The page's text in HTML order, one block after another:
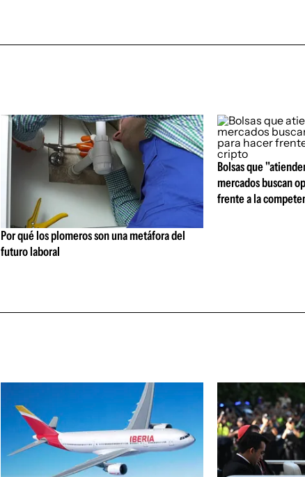
Por qué los plomeros son una metáfora del
futuro laboral
Bolsas que
mercados buscan
frente a la